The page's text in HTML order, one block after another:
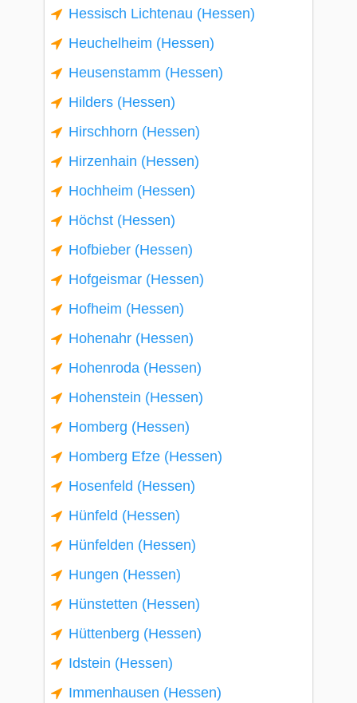
Hessisch Lichtenau (Hessen)
Heuchelheim (Hessen)
Heusenstamm (Hessen)
Hilders (Hessen)
Hirschhorn (Hessen)
Hirzenhain (Hessen)
Hochheim (Hessen)
Höchst (Hessen)
Hofbieber (Hessen)
Hofgeismar (Hessen)
Hofheim (Hessen)
Hohenahr (Hessen)
Hohenroda (Hessen)
Hohenstein (Hessen)
Homberg (Hessen)
Homberg Efze (Hessen)
Hosenfeld (Hessen)
Hünfeld (Hessen)
Hünfelden (Hessen)
Hungen (Hessen)
Hünstetten (Hessen)
Hüttenberg (Hessen)
Idstein (Hessen)
Immenhausen (Hessen)